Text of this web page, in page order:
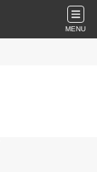
MENU